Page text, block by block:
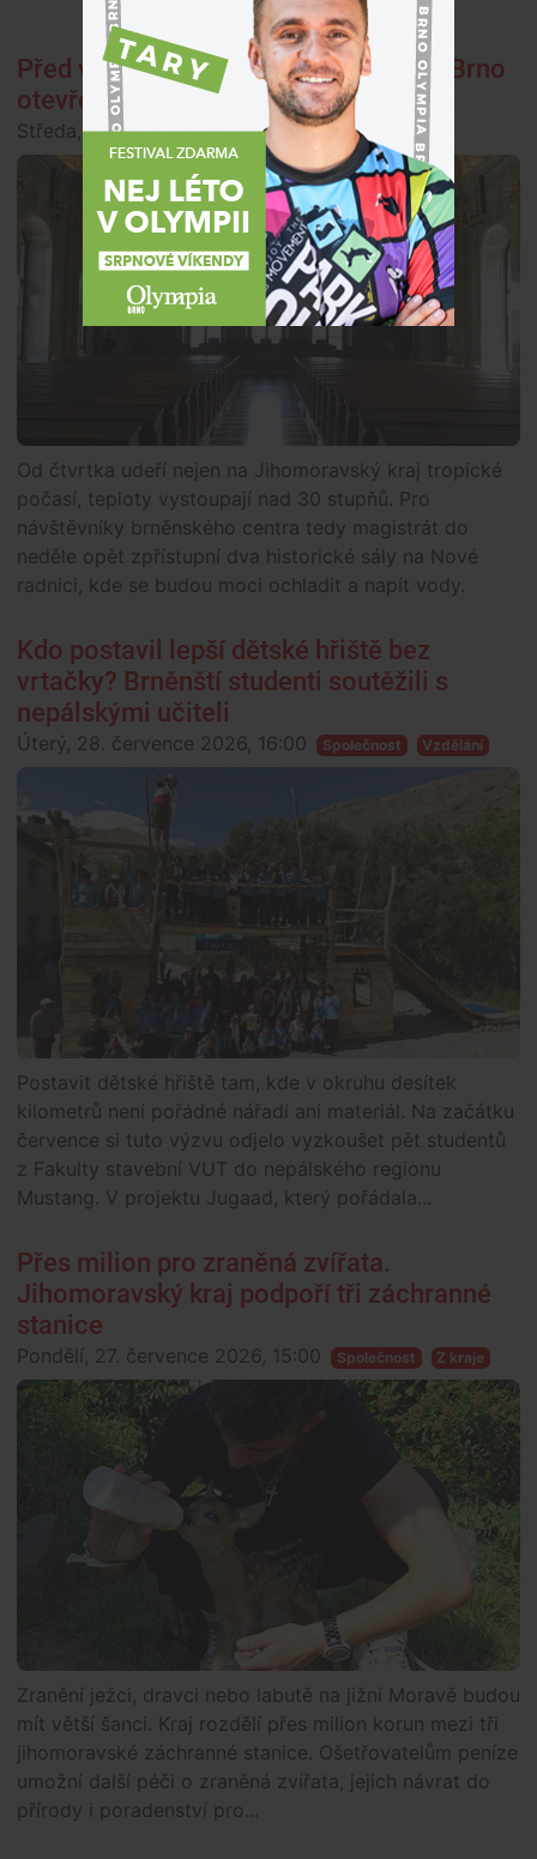
Před vedrem se schováte na radnici. Brno
otevře veřejnosti historické sály
Středa, 29. července 2026, 14:00 Společnost
Od čtvrtka udeří nejen na Jihomoravský kraj tropické
počasí, teploty vystoupají nad 30 stupňů. Pro
návštěvníky brněnského centra tedy magistrát do
neděle opět zpřístupní dva historické sály na Nové
radnici, kde se budou moci ochladit a napít vody.
Kdo postavil lepší dětské hřiště bez
vrtačky? Brněnští studenti soutěžili s
nepálskými učiteli
Úterý, 28. července 2026, 16:00 Společnost Vzdělání
Postavit dětské hřiště tam, kde v okruhu desítek
kilometrů není pořádné nářadí ani materiál. Na začátku
července si tuto výzvu odjelo vyzkoušet pět studentů
z Fakulty stavební VUT do nepálského regionu
Mustang. V projektu Jugaad, který pořádala...
Přes milion pro zraněná zvířata.
Jihomoravský kraj podpoří tři záchranné
stanice
Pondělí, 27. července 2026, 15:00 Společnost Z kraje
Zranění ježci, dravci nebo labutě na jižní Moravě budou
mít větší šanci. Kraj rozdělí přes milion korun mezi tři
jihomoravské záchranné stanice. Ošetřovatelům peníze
umožní další péči o zraněná zvířata, jejich návrat do
přírody i poradenství pro...